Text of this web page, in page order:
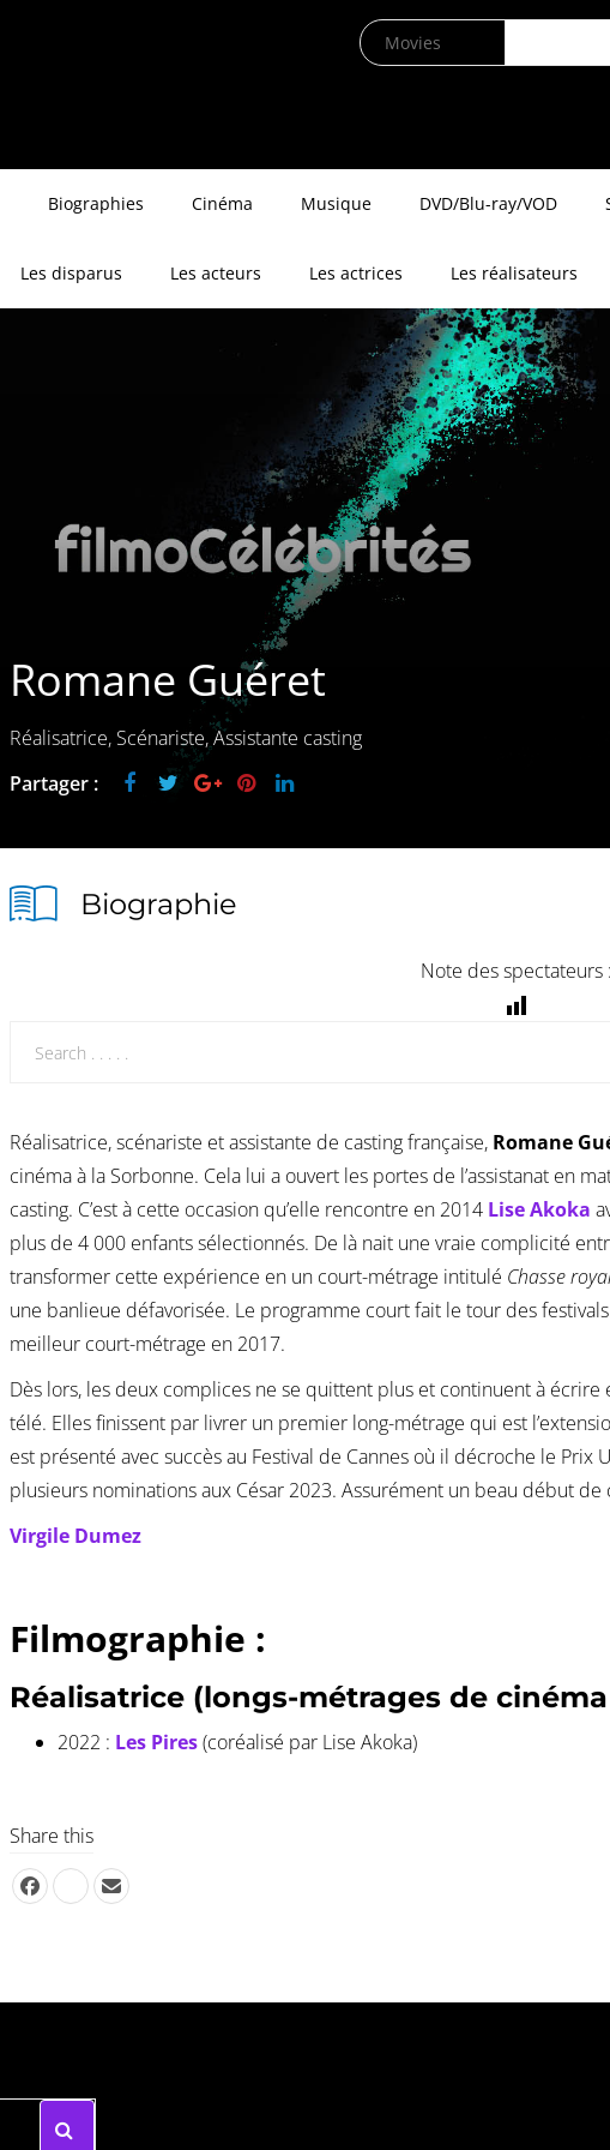
Biographies Cinéma Musique DVD/Blu-ray/VOD
Les disparus Les acteurs Les actrices Les réalisateurs
Romane Guéret
Réalisatrice, Scénariste, Assistante casting
Partager :
Biographie
Note des spectateurs
Réalisatrice, scénariste et assistante de casting française, Romane
cinéma à la Sorbonne. Cela lui a ouvert les portes de l’assistanat en
casting. C’est à cette occasion qu’elle rencontre en 2014 Lise Akoka
plus de 4 000 enfants sélectionnés. De là nait une vraie complicité
transformer cette expérience en un court-métrage intitulé Chasse
une banlieue défavorisée. Le programme court fait le tour des
meilleur court-métrage en 2017.
Dès lors, les deux complices ne se quittent plus et continuent à
télé. Elles finissent par livrer un premier long-métrage qui est
est présenté avec succès au Festival de Cannes où il décroche le
plusieurs nominations aux César 2023. Assurément un beau début
Virgile Dumez
Filmographie :
Réalisatrice (longs-métrages de
2022 : Les Pires(coréalisé par Lise Akoka)
Share this